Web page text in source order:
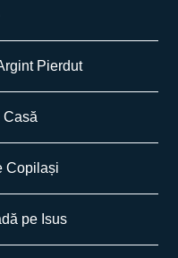
Pierdut
Casă
Copilași
pe Isus